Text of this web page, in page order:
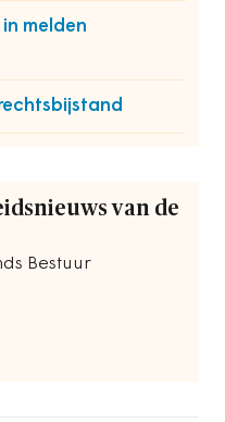
melden
van de
Bestuur